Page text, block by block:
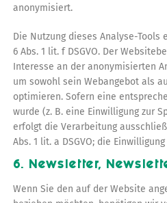
anonymisiert.
Die Nutzung dieses Analyse-Tools
6 Abs. 1 lit. f DSGVO. Der
Interesse an der anonymisierten
um sowohl sein Webangebot als
optimieren. Sofern eine
wurde (z. B. eine Einwilligung zur
erfolgt die Verarbeitung
Abs. 1 lit. a DSGVO; die
6. Newsletter,
Wenn Sie den auf der Website